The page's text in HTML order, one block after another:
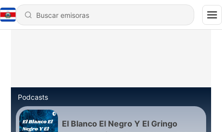
Podcasts
El Blanco El Negro Y El Gringo